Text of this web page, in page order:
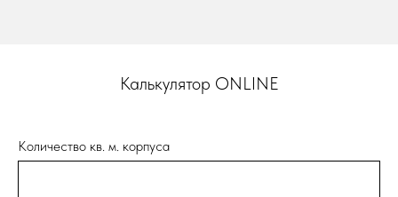
Калькулятор ONLINE
Количество кв. м. корпуса